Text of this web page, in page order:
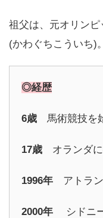
祖父は、元オリン
(かわぐちこういち)。
◎経歴
6歳 馬術競技を
17歳 オランダに
1996年 アトラ
2000年 シドニ